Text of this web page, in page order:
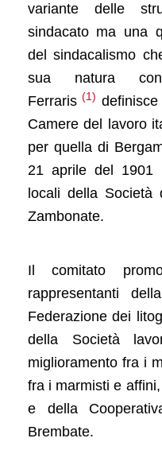
variante delle
sindacato ma una
del sindacalismo
sua natura
Ferraris(1)
Camere del lavoro
per quella di
21 aprile del 1901
locali della
Zambonate.
Il comitato
rappresentanti
Federazione dei
della Società
miglioramento fra i
fra i marmisti e
e della
Brembate.